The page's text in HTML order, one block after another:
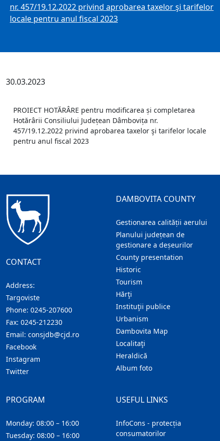
nr. 457/19.12.2022 privind aprobarea taxelor şi tarifelor
locale pentru anul fiscal 2023
30.03.2023
PROIECT HOTĂRÂRE pentru modificarea și completarea
Hotărârii Consiliului Județean Dâmbovița nr.
457/19.12.2022 privind aprobarea taxelor şi tarifelor locale
pentru anul fiscal 2023
CONTACT
Address:
Targoviste
Phone: 0245-207600
Fax: 0245-212230
Email: consjdb@cjd.ro
Facebook
Instagram
Twitter
DAMBOVITA COUNTY
Gestionarea calității aerului
Planului județean de
gestionare a deșeurilor
County presentation
Historic
Tourism
Hărţi
Instituţii publice
Urbanism
Dambovita Map
Localitaţi
Heraldică
Album foto
USEFUL LINKS
InfoCons - protecția
consumatorilor
PROGRAM
Monday: 08:00 – 16:00
Tuesday: 08:00 – 16:00